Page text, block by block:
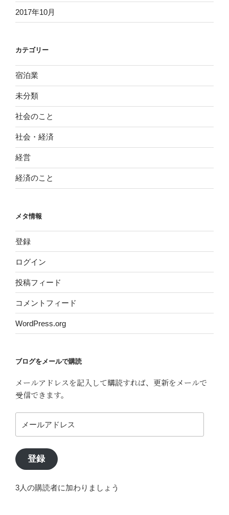
2017年10月
カテゴリー
宿泊業
未分類
社会のこと
社会・経済
経営
経済のこと
メタ情報
登録
ログイン
投稿フィード
コメントフィード
WordPress.org
ブログをメールで購読
メールアドレスを記入して購読すれば、更新をメールで
受信できます。
ー
ア
ド
ス
登録
3人の購読者に加わりましょう